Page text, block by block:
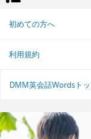
初めての方へ
利用規約
DMM英会話Wordsト